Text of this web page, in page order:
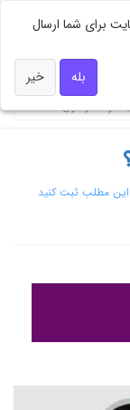
گر فشار خون
این مطلب ثبت کنید
برای شما ارسال
بله
خیر